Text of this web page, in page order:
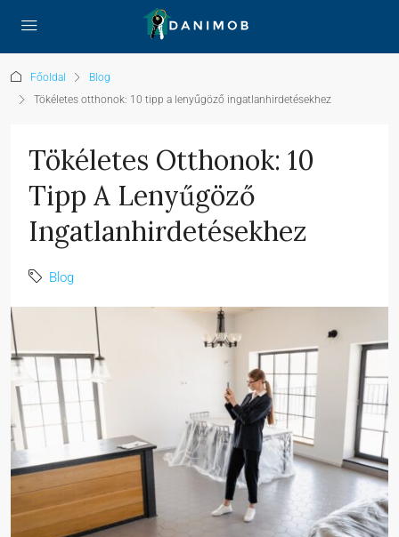
Főoldal
Blog
Tökéletes otthonok: 10 tipp a lenyűgöző ingatlanhirdetésekhez
Tökéletes Otthonok: 10
Tipp A Lenyűgöző
Ingatlanhirdetésekhez
Blog